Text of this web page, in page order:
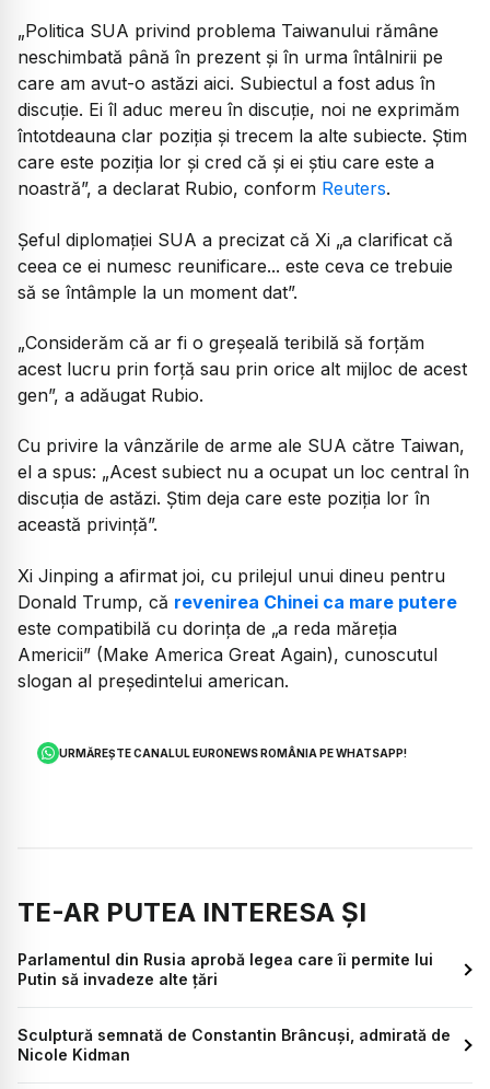
„Politica SUA privind problema Taiwanului rămâne
neschimbată până în prezent și în urma întâlnirii pe
care am avut-o astăzi aici. Subiectul a fost adus în
discuție. Ei îl aduc mereu în discuție, noi ne exprimăm
întotdeauna clar poziția și trecem la alte subiecte. Știm
care este poziția lor și cred că și ei știu care este a
noastră”, a declarat Rubio, conform Reuters.
Șeful diplomației SUA a precizat că Xi „a clarificat că
ceea ce ei numesc reunificare... este ceva ce trebuie
să se întâmple la un moment dat”.
„Considerăm că ar fi o greșeală teribilă să forțăm
acest lucru prin forță sau prin orice alt mijloc de acest
gen”, a adăugat Rubio.
Cu privire la vânzările de arme ale SUA către Taiwan,
el a spus: „Acest subiect nu a ocupat un loc central în
discuția de astăzi. Știm deja care este poziția lor în
această privință”.
Xi Jinping a afirmat joi, cu prilejul unui dineu pentru
Donald Trump, că revenirea Chinei ca mare putere
este compatibilă cu dorința de „a reda măreția
Americii” (Make America Great Again), cunoscutul
slogan al președintelui american.
URMĂREȘTE CANALUL EURONEWS ROMÂNIA PE WHATSAPP!
TE-AR PUTEA INTERESA ȘI
Parlamentul din Rusia aprobă legea care îi permite lui
Putin să invadeze alte țări
Sculptură semnată de Constantin Brâncuși, admirată de
Nicole Kidman